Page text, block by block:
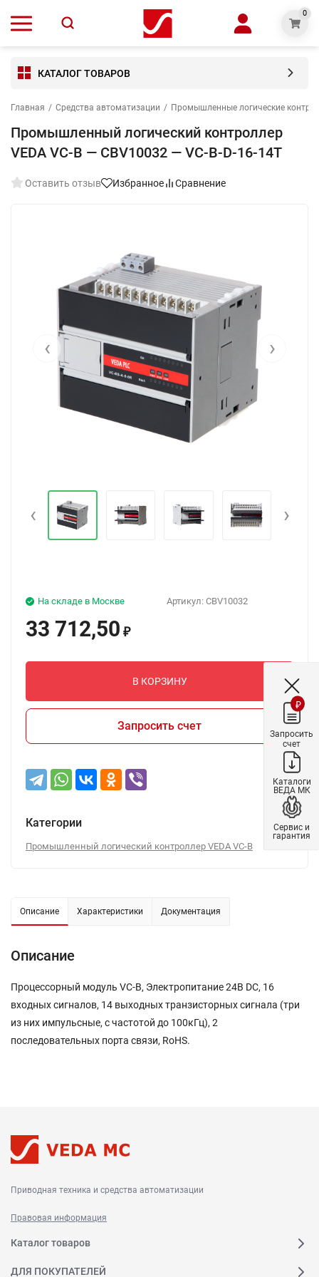
0
КАТАЛОГ ТОВАРОВ
Главная / Средства автоматизации / Промышленные логические
Промышленный логический контроллер
VEDA VC-B — CBV10032 — VC-В-D-16-14T
Оставить отзыв Избранное Сравнение
‹ ›
‹ ›
Артикул: CBV10032
На складе в Москве
33 712,50 ₽
В КОРЗИНУ
Запросить счет
Категории
Промышленный логический контроллер VEDA VC-B
Описание Характеристики Документация
Описание
Процессорный модуль VC-B, Электропитание 24В DC, 16
входных сигналов, 14 выходных транзисторных сигнала (три
из них импульсные, с частотой до 100кГц), 2
последовательных порта связи, RoHS.
Приводная техника и средства автоматизации
Правовая информация
Каталог товаров
ДЛЯ ПОКУПАТЕЛЕЙ
₽
Запросить
счет
Каталоги
ВЕДА МК
Сервис и
гарантия